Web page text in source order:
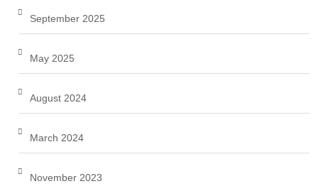
September 2025
May 2025
August 2024
March 2024
November 2023